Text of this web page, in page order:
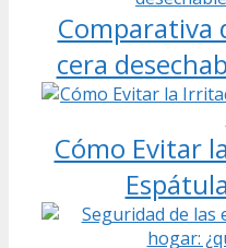
Comparativa
cera
Cómo Evitar